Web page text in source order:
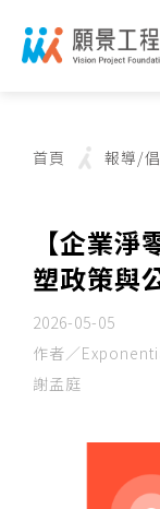
首頁 報導/
【企業
塑政策與
2026-05-05
作者／
謝孟庭